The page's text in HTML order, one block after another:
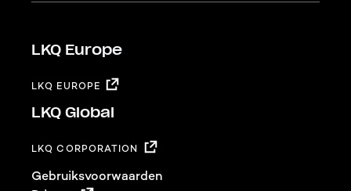
LKQ Europe
LKQ EUROPE
LKQ Global
LKQ CORPORATION
Footer
Gebruiksvoorwaarden